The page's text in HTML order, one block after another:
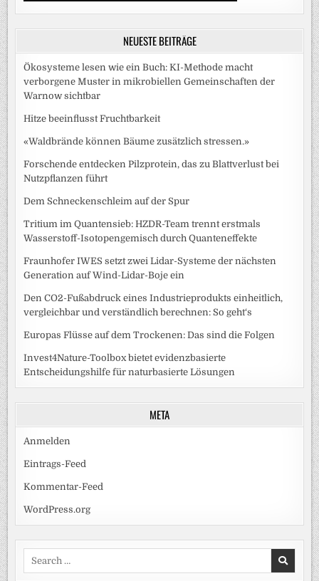
NEUESTE BEITRÄGE
Ökosysteme lesen wie ein Buch: KI-Methode macht
verborgene Muster in mikrobiellen Gemeinschaften der
Warnow sichtbar
Hitze beeinflusst Fruchtbarkeit
«Waldbrände können Bäume zusätzlich stressen.»
Forschende entdecken Pilzprotein, das zu Blattverlust bei
Nutzpflanzen führt
Dem Schneckenschleim auf der Spur
Tritium im Quantensieb: HZDR-Team trennt erstmals
Wasserstoff-Isotopengemisch durch Quanteneffekte
Fraunhofer IWES setzt zwei Lidar-Systeme der nächsten
Generation auf Wind-Lidar-Boje ein
Den CO2-Fußabdruck eines Industrieprodukts einheitlich,
vergleichbar und verständlich berechnen: So geht‘s
Europas Flüsse auf dem Trockenen: Das sind die Folgen
Invest4Nature-Toolbox bietet evidenzbasierte
Entscheidungshilfe für naturbasierte Lösungen
META
Anmelden
Eintrags-Feed
Kommentar-Feed
WordPress.org
Search